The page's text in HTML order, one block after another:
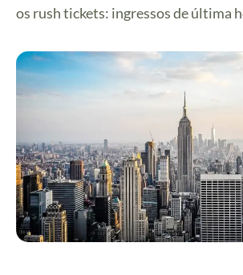
os rush tickets: ingressos de última